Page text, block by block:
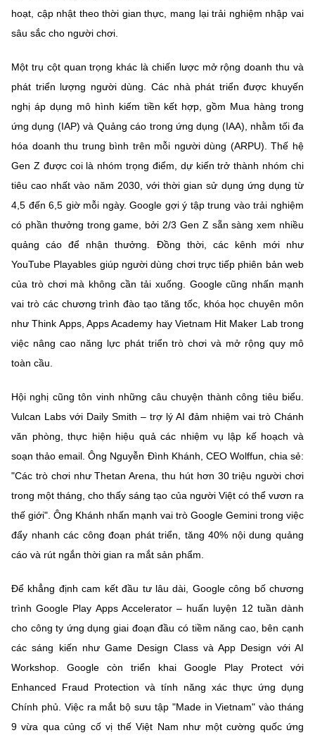
hoạt, cập nhật theo thời gian thực, mang lại trải nghiệm nhập vai
sâu sắc cho người chơi.
Một trụ cột quan trọng khác là chiến lược mở rộng doanh thu và
phát triển lượng người dùng. Các nhà phát triển được khuyến
nghị áp dụng mô hình kiếm tiền kết hợp, gồm Mua hàng trong
ứng dụng (IAP) và Quảng cáo trong ứng dụng (IAA), nhằm tối đa
hóa doanh thu trung bình trên mỗi người dùng (ARPU). Thế hệ
Gen Z được coi là nhóm trọng điểm, dự kiến trở thành nhóm chi
tiêu cao nhất vào năm 2030, với thời gian sử dụng ứng dụng từ
4,5 đến 6,5 giờ mỗi ngày. Google gợi ý tập trung vào trải nghiệm
có phần thưởng trong game, bởi 2/3 Gen Z sẵn sàng xem nhiều
quảng cáo để nhận thưởng. Đồng thời, các kênh mới như
YouTube Playables giúp người dùng chơi trực tiếp phiên bản web
của trò chơi mà không cần tải xuống. Google cũng nhấn mạnh
vai trò các chương trình đào tạo tăng tốc, khóa học chuyên môn
như Think Apps, Apps Academy hay Vietnam Hit Maker Lab trong
việc nâng cao năng lực phát triển trò chơi và mở rộng quy mô
toàn cầu.
Hội nghị cũng tôn vinh những câu chuyện thành công tiêu biểu.
Vulcan Labs với Daily Smith – trợ lý AI đảm nhiệm vai trò Chánh
văn phòng, thực hiện hiệu quả các nhiệm vụ lập kế hoạch và
soạn thảo email. Ông Nguyễn Đình Khánh, CEO Wolffun, chia sẻ:
"Các trò chơi như Thetan Arena, thu hút hơn 30 triệu người chơi
trong một tháng, cho thấy sáng tạo của người Việt có thể vươn ra
thế giới". Ông Khánh nhấn mạnh vai trò Google Gemini trong việc
đẩy nhanh các công đoạn phát triển, tăng 40% nội dung quảng
cáo và rút ngắn thời gian ra mắt sản phẩm.
Để khẳng định cam kết đầu tư lâu dài, Google công bố chương
trình Google Play Apps Accelerator – huấn luyện 12 tuần dành
cho công ty ứng dụng giai đoạn đầu có tiềm năng cao, bên cạnh
các sáng kiến như Game Design Class và App Design với AI
Workshop. Google còn triển khai Google Play Protect với
Enhanced Fraud Protection và tính năng xác thực ứng dụng
Chính phủ. Việc ra mắt bộ sưu tập "Made in Vietnam" vào tháng
9 vừa qua củng cố vị thế Việt Nam như một cường quốc ứng